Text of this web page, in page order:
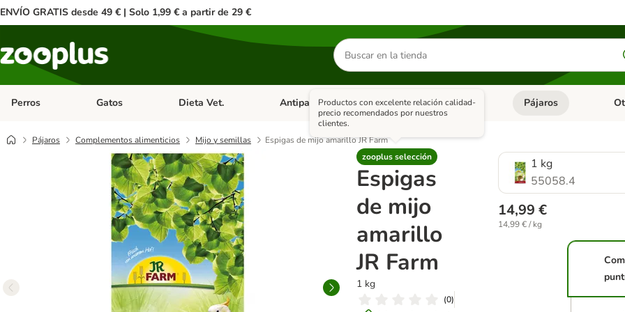
ENVÍO GRATIS desde 49 € | Solo 1,99 € a partir de 29 €
Buscar
productos
Perros Menú de categoria abierto: Perros
Gatos Menú de categoria abierto: Gatos
Dieta Vet. Menú de categoria abierto: Dieta Vet.
Antiparasitarios Menú de categoria abierto: Antiparasitarios
Roedores y + Menú de categoria
Pájaros
Pájaros Complementos alimenticios Mijo y semillas
Espigas de mijo amarillo JR Farm
zooplus selección
Productos con excelente relación calidad-
precio recomendados por nuestros
clientes.
Espigas
de mijo
amarillo
JR Farm
1 kg
(0)
1 kg
55058.4
14,99 €
14,99 € / kg